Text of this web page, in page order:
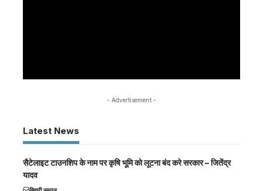
- Advertisement -
Latest News
सैटेलाइट टाउनशिप के नाम पर कृषि भूमि को लूटना बंद करे सरकार – जितेंद्र
यादव